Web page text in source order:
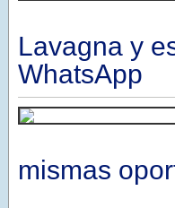
Lavagna y
WhatsApp
mismas